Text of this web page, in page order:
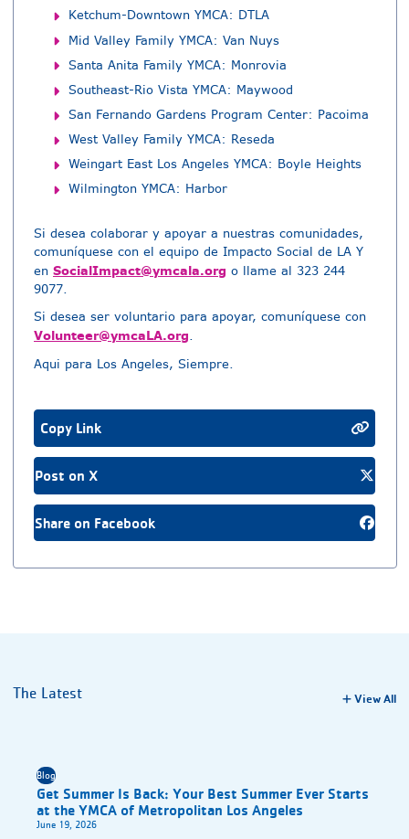
Ketchum-Downtown YMCA: DTLA
Mid Valley Family YMCA: Van Nuys
Santa Anita Family YMCA: Monrovia
Southeast-Rio Vista YMCA: Maywood
San Fernando Gardens Program Center: Pacoima
West Valley Family YMCA: Reseda
Weingart East Los Angeles YMCA: Boyle Heights
Wilmington YMCA: Harbor
Si desea colaborar y apoyar a nuestras comunidades,
comuníquese con el equipo de Impacto Social de LA Y
en SocialImpact@ymcala.org o llame al 323 244
9077.
Si desea ser voluntario para apoyar, comuníquese con
Volunteer@ymcaLA.org.
Aqui para Los Angeles, Siempre.
Copy Link
Post on X
Share on Facebook
The Latest View All
Blog
Get Summer Is Back: Your Best Summer Ever Starts
at the YMCA of Metropolitan Los Angeles
June 19, 2026